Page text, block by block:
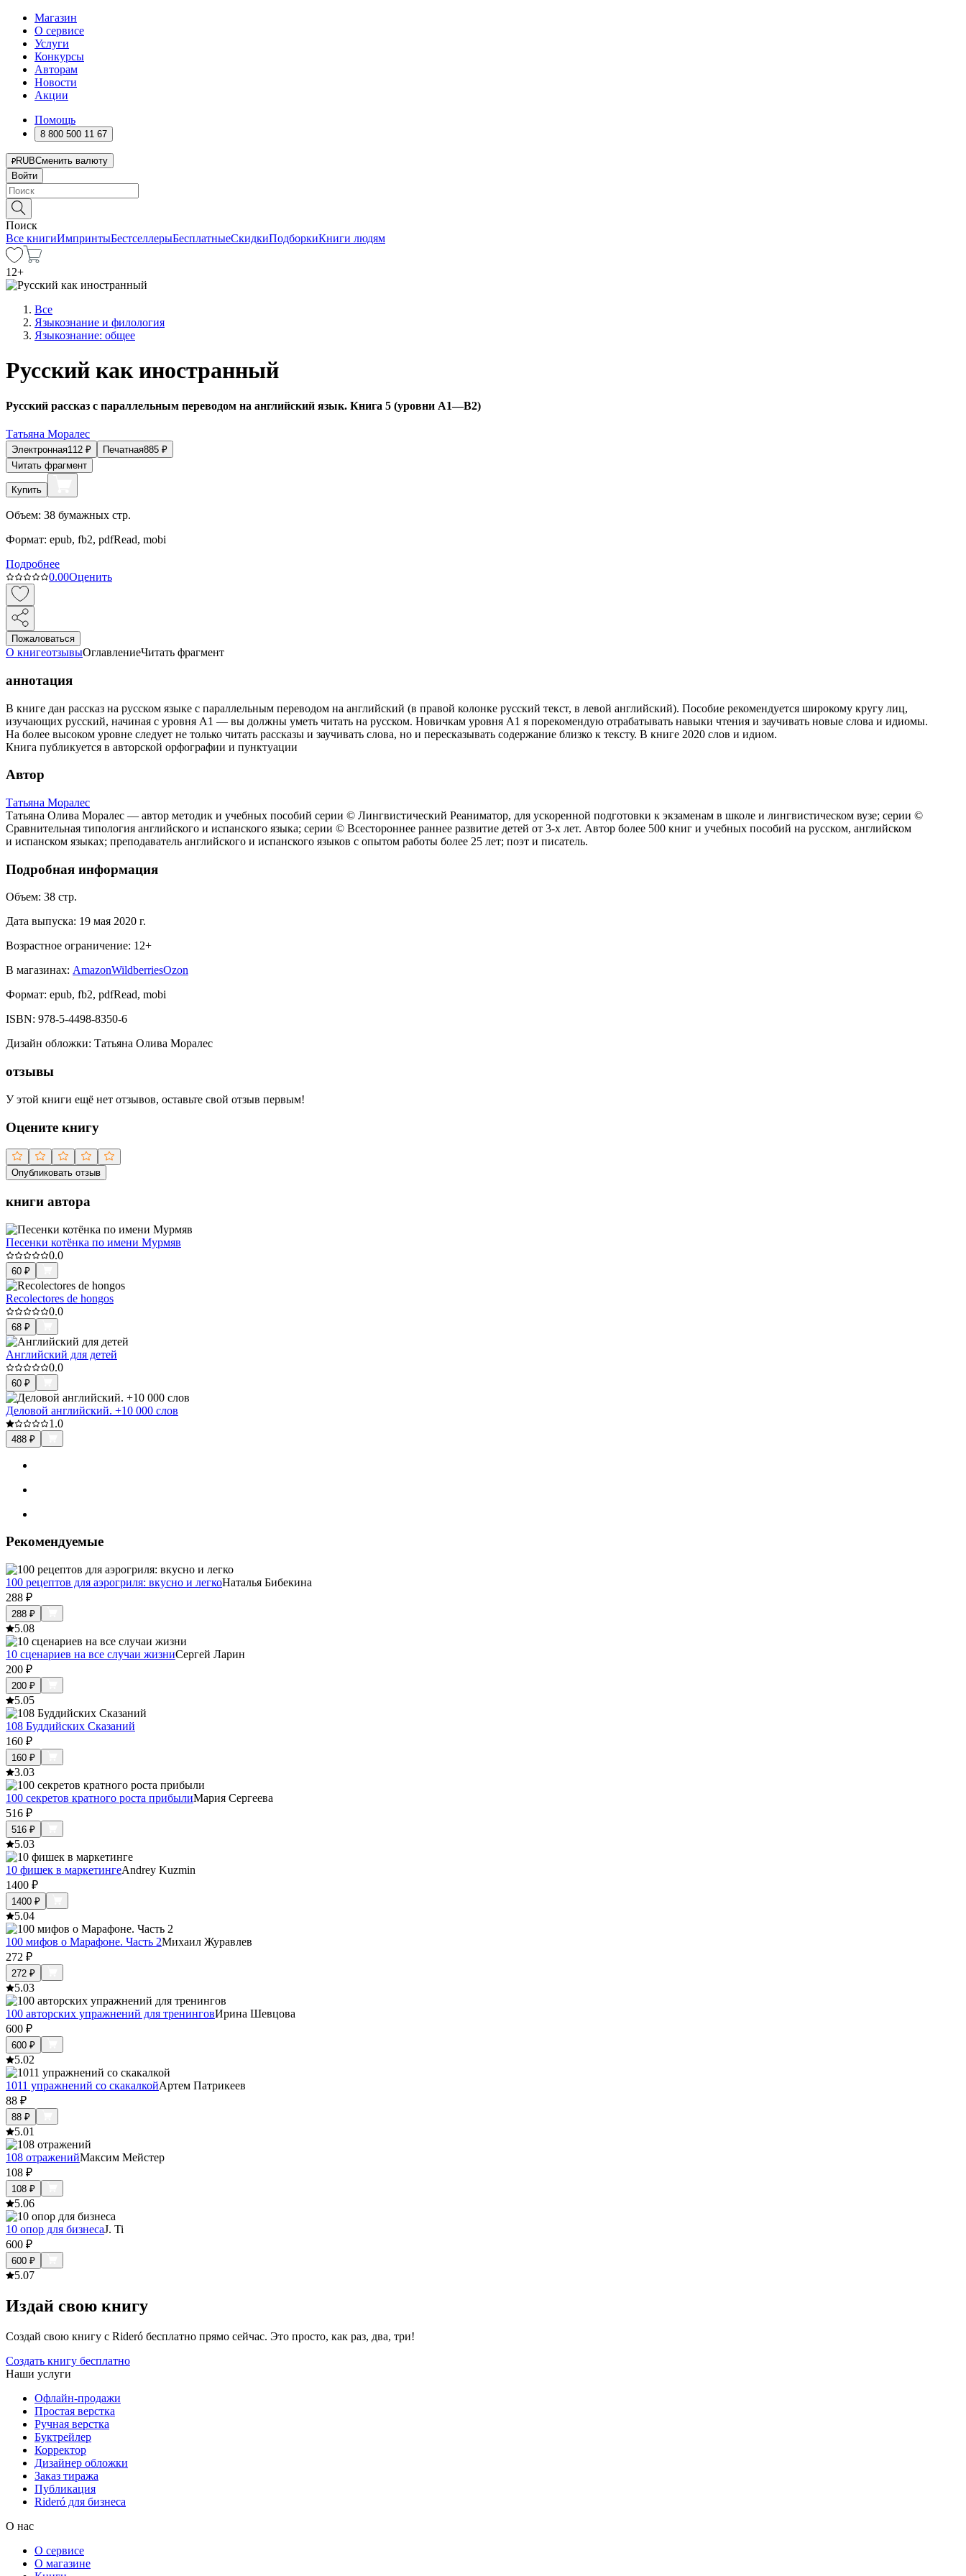
Магазин
О сервисе
Услуги
Конкурсы
Авторам
Новости
Акции
Помощь
8 800 500 11 67
RUBСменить валюту
Войти
Поиск
Все книгиИмпринтыБестселлерыБесплатныеСкидкиПодборкиКниги людям
12+
Все
Языкознание и филология
Языкознание: общее
Русский как иностранный
Русский рассказ с параллельным переводом на английский язык. Книга 5 (уровни А1—В2)
Татьяна Моралес
Электронная112 ₽ Печатная885 ₽
Читать фрагмент
Купить
Объем: 38 бумажных стр.
Формат: epub, fb2, pdfRead, mobi
Подробнее
0.00Оценить
Пожаловаться
О книгеотзывыОглавлениеЧитать фрагмент
аннотация
В книге дан рассказ на русском языке с параллельным переводом на английский (в правой колонке русский текст, в левой английский). Пособие рекомендуется широкому кругу лиц,
изучающих русский, начиная с уровня А1 — вы должны уметь читать на русском. Новичкам уровня А1 я порекомендую отрабатывать навыки чтения и заучивать новые слова и идиомы.
На более высоком уровне следует не только читать рассказы и заучивать слова, но и пересказывать содержание близко к тексту. В книге 2020 слов и идиом.
Книга публикуется в авторской орфографии и пунктуации
Автор
Татьяна Моралес
Татьяна Олива Моралес — автор методик и учебных пособий серии © Лингвистический Реаниматор, для ускоренной подготовки к экзаменам в школе и лингвистическом вузе; серии ©
Сравнительная типология английского и испанского языка; серии © Всестороннее раннее развитие детей от 3-х лет. Автор более 500 книг и учебных пособий на русском, английском
и испанском языках; преподаватель английского и испанского языков c опытом работы более 25 лет; поэт и писатель.
Подробная информация
Объем: 38 стр.
Дата выпуска: 19 мая 2020 г.
Возрастное ограничение: 12+
В магазинах: AmazonWildberriesOzon
Формат: epub, fb2, pdfRead, mobi
ISBN: 978-5-4498-8350-6
Дизайн обложки: Татьяна Олива Моралес
отзывы
У этой книги ещё нет отзывов, оставьте свой отзыв первым!
Оцените книгу
Опубликовать отзыв
книги автора
Песенки котёнка по имени Мурмяв
0.0
60 ₽
Recolectores de hongos
0.0
68 ₽
Английский для детей
0.0
60 ₽
Деловой английский. +10 000 слов
1.0
488 ₽
Рекомендуемые
100 рецептов для аэрогриля: вкусно и легкоНаталья Бибекина
288 ₽
288 ₽
5.08
10 сценариев на все случаи жизниСергей Ларин
200 ₽
200 ₽
5.05
108 Буддийских Сказаний
160 ₽
160 ₽
3.03
100 секретов кратного роста прибылиМария Сергеева
516 ₽
516 ₽
5.03
10 фишек в маркетингеAndrey Kuzmin
1400 ₽
1400 ₽
5.04
100 мифов о Марафоне. Часть 2Михаил Журавлев
272 ₽
272 ₽
5.03
100 авторских упражнений для тренинговИрина Шевцова
600 ₽
600 ₽
5.02
1011 упражнений со скакалкойАртем Патрикеев
88 ₽
88 ₽
5.01
108 отраженийМаксим Мейстер
108 ₽
108 ₽
5.06
10 опор для бизнесаJ. Ti
600 ₽
600 ₽
5.07
Издай свою книгу
Создай свою книгу с Rideró бесплатно прямо сейчас. Это просто, как раз, два, три!
Создать книгу бесплатно
Наши услуги
Офлайн-продажи
Простая верстка
Ручная верстка
Буктрейлер
Корректор
Дизайнер обложки
Заказ тиража
Публикация
Rideró для бизнеса
О нас
О сервисе
О магазине